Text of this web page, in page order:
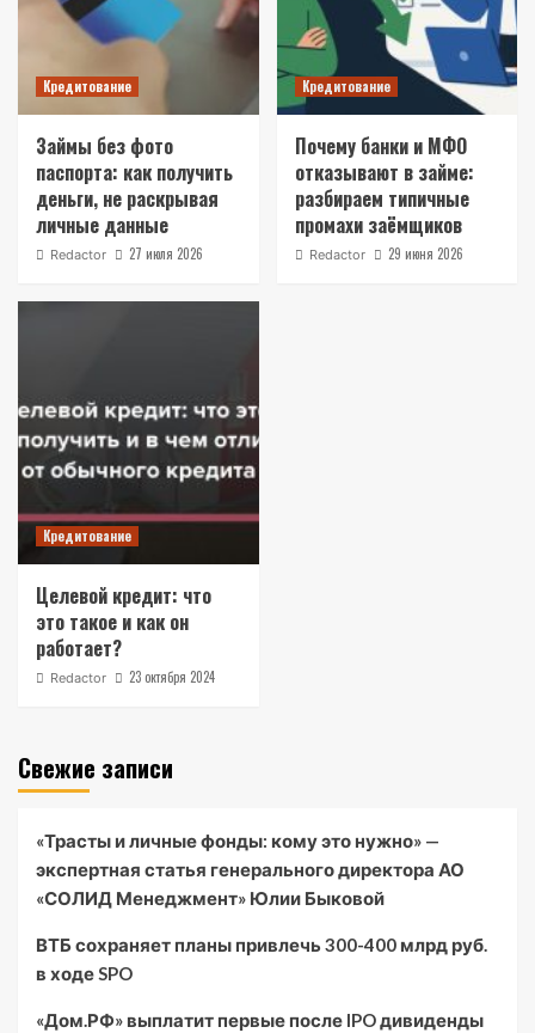
Кредитование
Займы без фото
паспорта: как получить
деньги, не раскрывая
личные данные
Redactor 27 июля 2026
Кредитование
Почему банки и МФО
отказывают в займе:
разбираем типичные
промахи заёмщиков
Redactor 29 июня 2026
Кредитование
Целевой кредит: что
это такое и как он
работает?
Redactor 23 октября 2024
Свежие записи
«Трасты и личные фонды: кому это нужно» —
экспертная статья генерального директора АО
«СОЛИД Менеджмент» Юлии Быковой
ВТБ сохраняет планы привлечь 300-400 млрд руб.
в ходе SPO
«Дом.РФ» выплатит первые после IPO дивиденды